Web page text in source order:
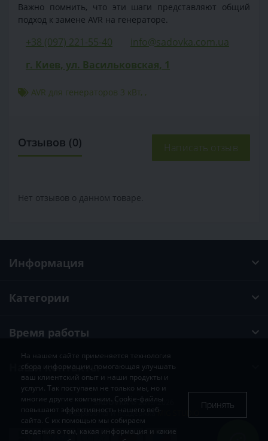
Важно помнить, что эти шаги представляют общий
подход к замене AVR на генераторе.
+38 (097) 221-55-40
info@sadovka.com.ua
г. Киев, ул. Васильковская, 1
AVR для генераторов 3 кВт, ,
Отзывов (0) Написать отзыв
Нет отзывов о данном товаре.
Информация
Категории
Время работы
Наши контакты
SADOVKA© 2019-2026
Разработка и поддержкаMIG STUDIO
На нашем сайте применяется технология
сбора информации, помогающая улучшать
ваш клиентский опыт и наши продукты и
услуги. Так поступаем не только мы, но и
многие другие компании. Cookie-файлы
повышают эффективность нашего веб-
сайта. С их помощью мы собираем
сведения о том, какая информация и какие
Принять